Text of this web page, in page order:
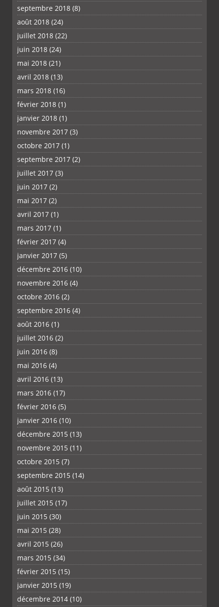
septembre 2018 (8)
août 2018 (24)
juillet 2018 (22)
juin 2018 (24)
mai 2018 (21)
avril 2018 (13)
mars 2018 (16)
février 2018 (1)
janvier 2018 (1)
novembre 2017 (3)
octobre 2017 (1)
septembre 2017 (2)
juillet 2017 (3)
juin 2017 (2)
mai 2017 (2)
avril 2017 (1)
mars 2017 (1)
février 2017 (4)
janvier 2017 (5)
décembre 2016 (10)
novembre 2016 (4)
octobre 2016 (2)
septembre 2016 (4)
août 2016 (1)
juillet 2016 (2)
juin 2016 (8)
mai 2016 (4)
avril 2016 (13)
mars 2016 (17)
février 2016 (5)
janvier 2016 (10)
décembre 2015 (13)
novembre 2015 (11)
octobre 2015 (7)
septembre 2015 (14)
août 2015 (13)
juillet 2015 (17)
juin 2015 (30)
mai 2015 (28)
avril 2015 (26)
mars 2015 (34)
février 2015 (15)
janvier 2015 (19)
décembre 2014 (10)